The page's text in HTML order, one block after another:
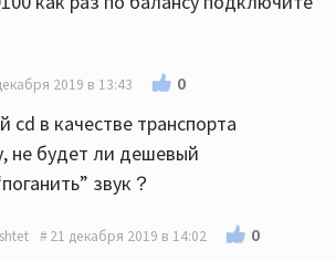
2019 в 13:43 0
cd в качестве транспорта
не будет ли дешевый
звук？
21 декабря 2019 в 14:02 0